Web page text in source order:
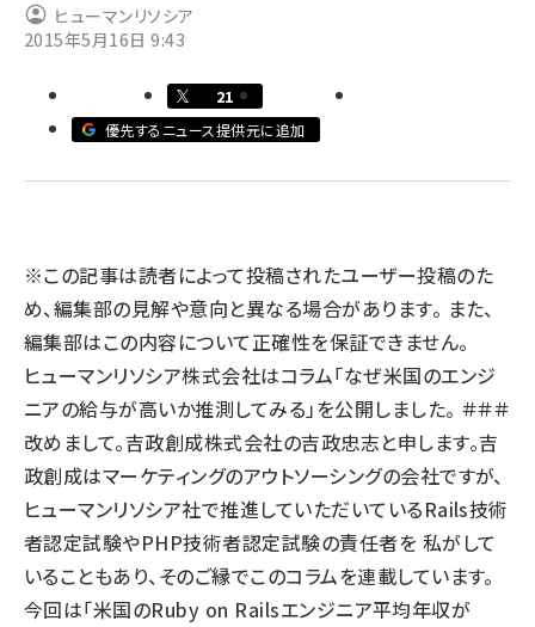
ai (2818)
note (2320)
llmo (1167)
ヒューマンリソシア
2015年5月16日 9:43
21
優先するニュース提供元に追加
※この記事は読者によって投稿されたユーザー投稿のた
め、編集部の見解や意向と異なる場合があります。 また、
編集部はこの内容について正確性を保証できません。
ヒューマンリソシア株式会社はコラム「なぜ米国のエンジ
ニアの給与が高いか推測してみる」を公開しました。 ＃＃＃
改めまして。吉政創成株式会社の吉政忠志と申します。吉
政創成はマーケティングのアウトソーシングの会社ですが、
ヒューマンリソシア社で推進していただいているRails技術
者認定試験やPHP技術者認定試験の責任者を 私がして
いることもあり、そのご縁でこのコラムを連載しています。
今回は「米国のRuby on Railsエンジニア平均年収が